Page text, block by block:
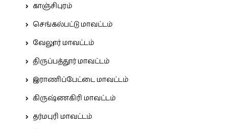
காஞ்சிபுரம்
செங்கல்பட்டு மாவட்டம்
வேலூர் மாவட்டம்
திருப்பத்தூர் மாவட்டம்
இராணிப்பேட்டை மாவட்டம்
கிருஷ்ணகிரி மாவட்டம்
தர்மபுரி மாவட்டம்